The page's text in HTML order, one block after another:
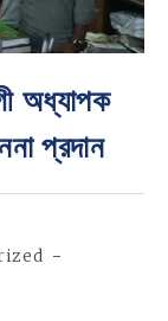
অধ্যাপক
প্রদান